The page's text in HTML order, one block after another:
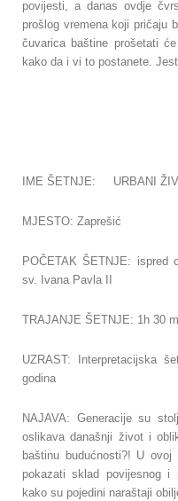
povijesti, a danas ovdje
prošlog vremena koji pričaju
čuvarica baštine prošetati
kako da i vi to postanete.
IME ŠETNJE: URBANI
MJESTO: Zaprešić
POČETAK ŠETNJE:
sv. Ivana Pavla II
TRAJANJE ŠETNJE: 1h 30
UZRAST: Interpretacijska
godina
NAJAVA: Generacije su
oslikava današnji život i
baštinu budućnosti?! U
pokazati sklad povijesnog i
kako su pojedini naraštaji